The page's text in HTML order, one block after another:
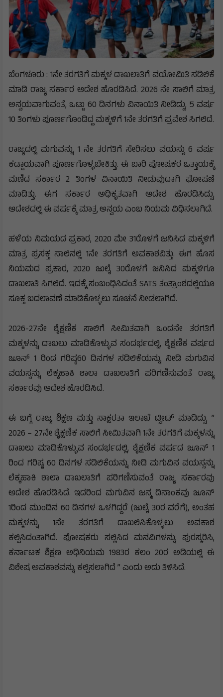
ಬೆಂಗಳೂರು : 1ನೇ ತರಗತಿಗೆ ಮಕ್ಕಳ ದಾಖಲಾತಿಗೆ ವಯೋಮಿತಿ ಸಡಿಲಿಕೆ
ಮಾಡಿ ರಾಜ್ಯ ಸರ್ಕಾರ ಆದೇಶ ಹೊರಡಿಸಿದೆ. 2026 ನೇ ಸಾಲಿಗೆ ಮಾತ್ರ
ಅನ್ವಯವಾಗುವಂತೆ, ಒಟ್ಟು 60 ದಿನಗಳು ವಿನಾಯಿತಿ ನೀಡಿದ್ದು, 5 ವರ್ಷ
10 ತಿಂಗಳು ಪೂರ್ಣಗೊಂಡಿದ್ದ ಮಕ್ಕಳಿಗೆ 1ನೇ ತರಗತಿಗೆ ಪ್ರವೇಶ ಸಿಗಲಿದೆ.
ರಾಜ್ಯದಲ್ಲಿ ಮಗುವನ್ನು 1 ನೇ ತರಗತಿಗೆ ಸೇರಿಸಲು ವಯಸ್ಸು 6 ವರ್ಷ
ಕಡ್ಡಾಯವಾಗಿ ಪೂರ್ಣಗೊಳ್ಳಬೇಕಿತ್ತು. ಈ ಬಾರಿ ಪೋಷಕರ ಒತ್ತಾಯಕ್ಕೆ
ಮಣಿದ ಸರ್ಕಾರ 2 ತಿಂಗಳ ವಿನಾಯಿತಿ ನೀಡುವುದಾಗಿ ಘೋಷಣೆ
ಮಾಡಿತ್ತು. ಈಗ ಸರ್ಕಾರ ಅಧಿಕೃತವಾಗಿ ಆದೇಶ ಹೊರಡಿಸಿದ್ದು,
ಆದೇಶದಲ್ಲಿ ಈ ವರ್ಷಕ್ಕೆ ಮಾತ್ರ ಅನ್ವಯ ಎಂಬ ನಿಯಮ ವಿಧಿಸಲಾಗಿದೆ.
ಹಳೆಯ ನಿಮಯದ ಪ್ರಕಾರ, 2020 ಮೇ 31ರೊಳಗೆ ಜನಿಸಿದ ಮಕ್ಕಳಿಗೆ
ಮಾತ್ರ ಪ್ರಸಕ್ತ ಸಾಲಿನಲ್ಲಿ 1ನೇ ತರಗತಿಗೆ ಅವಕಾಶವಿತ್ತು. ಈಗ ಹೊಸ
ನಿಯಮದ ಪ್ರಕಾರ, 2020 ಜುಲೈ 30ರೊಳಗೆ ಜನಿಸಿದ ಮಕ್ಕಳಿಗೂ
ದಾಖಲಾತಿ ಸಿಗಲಿದೆ. ಇದಕ್ಕೆ ಸಂಬಂಧಿಸಿದಂತೆ SATS ತಂತ್ರಾಂಶದಲ್ಲಿಯೂ
ಸೂಕ್ತ ಬದಲಾವಣೆ ಮಾಡಿಕೊಳ್ಳಲು ಸೂಚನೆ ನೀಡಲಾಗಿದೆ.
2026-27ನೇ ಶೈಕ್ಷಣಿಕ ಸಾಲಿಗೆ ಸೀಮಿತವಾಗಿ ಒಂದನೇ ತರಗತಿಗೆ
ಮಕ್ಕಳನ್ನು ದಾಖಲು ಮಾಡಿಕೊಳ್ಳುವ ಸಂದರ್ಭದಲ್ಲಿ, ಶೈಕ್ಷಣಿಕ ವರ್ಷದ
ಜೂನ್‌ 1 ರಿಂದ ಗರಿಷ್ಠ60 ದಿನಗಳ ಸಡಿಲಿಕೆಯನ್ನು ನೀಡಿ ಮಗುವಿನ
ವಯಸ್ಸನ್ನು ಲೆಕ್ಕಹಾಕಿ ಶಾಲಾ ದಾಖಲಾತಿಗೆ ಪರಿಗಣಿಸುವಂತೆ ರಾಜ್ಯ
ಸರ್ಕಾರವು ಆದೇಶ ಹೊರಡಿಸಿದೆ.
ಈ ಬಗ್ಗೆ ರಾಜ್ಯ ಶಿಕ್ಷಣ ಮತ್ತು ಸಾಕ್ಷರತಾ ಇಲಾಖೆ ಟ್ವೀಟ್‌ ಮಾಡಿದ್ದು, ”
2026 – 27ನೇ ಶೈಕ್ಷಣಿಕ ಸಾಲಿಗೆ ಸೀಮಿತವಾಗಿ 1ನೇ ತರಗತಿಗೆ ಮಕ್ಕಳನ್ನು
ದಾಖಲು ಮಾಡಿಕೊಳ್ಳುವ ಸಂದರ್ಭದಲ್ಲಿ, ಶೈಕ್ಷಣಿಕ ವರ್ಷದ ಜೂನ್‌ 1
ರಿಂದ ಗರಿಷ್ಠ 60 ದಿನಗಳ ಸಡಿಲಿಕೆಯನ್ನು ನೀಡಿ ಮಗುವಿನ ವಯಸ್ಸನ್ನು
ಲೆಕ್ಕಹಾಕಿ ಶಾಲಾ ದಾಖಲಾತಿಗೆ ಪರಿಗಣಿಸುವಂತೆ ರಾಜ್ಯ ಸರ್ಕಾರವು
ಆದೇಶ ಹೊರಡಿಸಿದೆ. ಇದರಿಂದ ಮಗುವಿನ ಜನ್ಮ ದಿನಾಂಕವು ಜೂನ್
1ರಿಂದ ಮುಂದಿನ 60 ದಿನಗಳ ಒಳಗಿದ್ದರೆ (ಜುಲೈ 30ರ ವರೆಗೆ), ಅಂತಹ
ಮಕ್ಕಳನ್ನು 1ನೇ ತರಗತಿಗೆ ದಾಖಲಿಸಿಕೊಳ್ಳಲು ಅವಕಾಶ
ಕಲ್ಪಿಸಿದಂತಾಗಿದೆ. ಪೋಷಕರು ಸಲ್ಲಿಸಿದ ಮನವಿಗಳನ್ನು ಪುರಸ್ಕರಿಸಿ,
ಕರ್ನಾಟಕ ಶಿಕ್ಷಣ ಅಧಿನಿಯಮ 1983ರ ಕಲಂ 20ರ ಅಡಿಯಲ್ಲಿ ಈ
ವಿಶೇಷ ಅವಕಾಶವನ್ನು ಕಲ್ಪಿಸಲಾಗಿದೆ ” ಎಂದು ಅದು ತಿಳಿಸಿದೆ.